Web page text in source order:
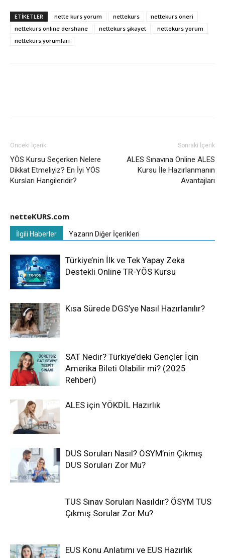
ETIKETLER nette kurs yorum nettekurs
nettekurs öneri
nettekurs online dershane
nettekurs şikayet
nettekurs yorum
nettekurs yorumları
Önceki İçerik
YÖS Kursu Seçerken Nelere
Dikkat Etmeliyiz? En İyi YÖS
Kursları Hangileridir?
Sonraki İçerik
ALES Sınavına Online ALES
Kursu İle Hazırlanmanın
Avantajları
netteKURS.com
İlgili Haberler Yazarın Diğer İçerikleri
Türkiye’nin İlk ve Tek Yapay Zeka
Destekli Online TR-YÖS Kursu
Kısa Sürede DGS’ye Nasıl Hazırlanılır?
SAT Nedir? Türkiye’deki Gençler İçin
Amerika Bileti Olabilir mi? (2025
Rehberi)
ALES için YÖKDİL Hazırlık
DUS Soruları Nasıl? ÖSYM’nin Çıkmış
DUS Soruları Zor Mu?
TUS Sınav Soruları Nasıldır? ÖSYM TUS
Çıkmış Sorular Zor Mu?
EUS Konu Anlatımı ve EUS Hazırlık